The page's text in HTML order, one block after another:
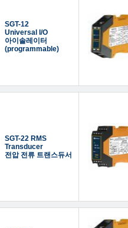
SGT-12
Universal I/O
아이솔레이터
(programmable)
SGT-22 RMS
Transducer
전압 전류 트랜스듀서